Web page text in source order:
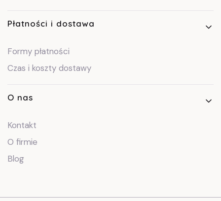
Płatności i dostawa
Formy płatności
Czas i koszty dostawy
O nas
Kontakt
O firmie
Blog